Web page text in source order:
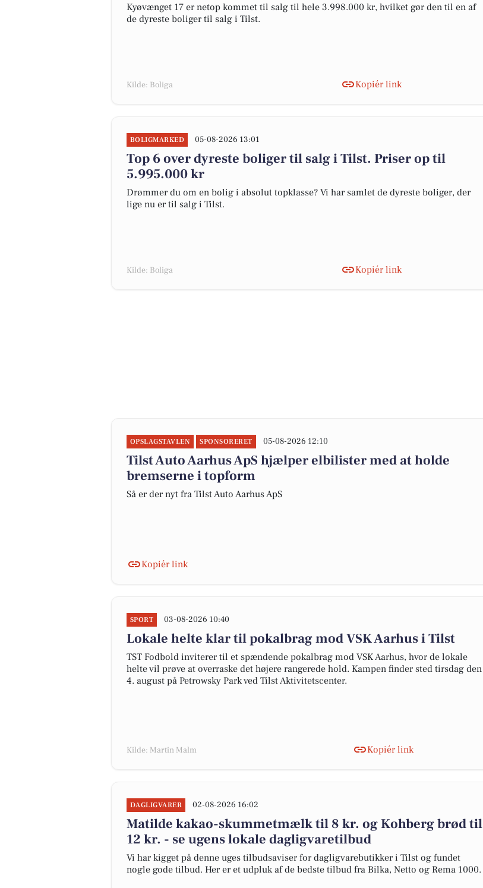
Kyøvænget 17 er netop kommet til salg til hele 3.998.000 kr, hvilket gør den til en af
de dyreste boliger til salg i Tilst.
Kilde: Boliga Kopiér link
BOLIGMARKED 05-08-2026 13:01
Top 6 over dyreste boliger til salg i Tilst. Priser op til
5.995.000 kr
Drømmer du om en bolig i absolut topklasse? Vi har samlet de dyreste boliger, der
lige nu er til salg i Tilst.
Kilde: Boliga Kopiér link
OPSLAGSTAVLEN SPONSORERET 05-08-2026 12:10
Tilst Auto Aarhus ApS hjælper elbilister med at holde
bremserne i topform
Så er der nyt fra Tilst Auto Aarhus ApS
Kopiér link
SPORT 03-08-2026 10:40
Lokale helte klar til pokalbrag mod VSK Aarhus i Tilst
TST Fodbold inviterer til et spændende pokalbrag mod VSK Aarhus, hvor de lokale
helte vil prøve at overraske det højere rangerede hold. Kampen finder sted tirsdag den
4. august på Petrowsky Park ved Tilst Aktivitetscenter.
Kilde: Martin Malm Kopiér link
DAGLIGVARER 02-08-2026 16:02
Matilde kakao-skummetmælk til 8 kr. og Kohberg brød til
12 kr. - se ugens lokale dagligvaretilbud
Vi har kigget på denne uges tilbudsaviser for dagligvarebutikker i Tilst og fundet
nogle gode tilbud. Her er et udpluk af de bedste tilbud fra Bilka, Netto og Rema 1000.